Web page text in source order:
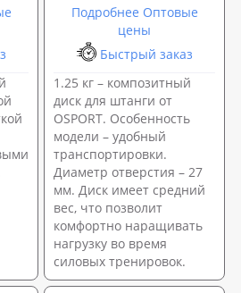
Подробнее Оптовые
цены
Быстрый заказ
1.25 кг – композитный
диск для штанги от
OSPORT. Особенность
модели – удобный
транспортировки.
Диаметр отверстия – 27
мм. Диск имеет средний
вес, что позволит
комфортно наращивать
нагрузку во время
силовых тренировок.